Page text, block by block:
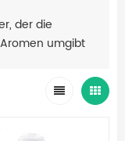
der die
umgibt